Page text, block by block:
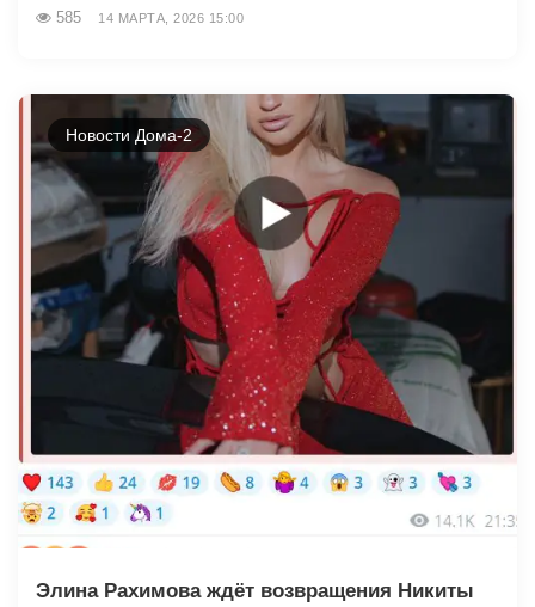
585 14 МАРТА, 2026 15:00
Новости Дома-2
Элина Рахимова ждёт возвращения Никиты